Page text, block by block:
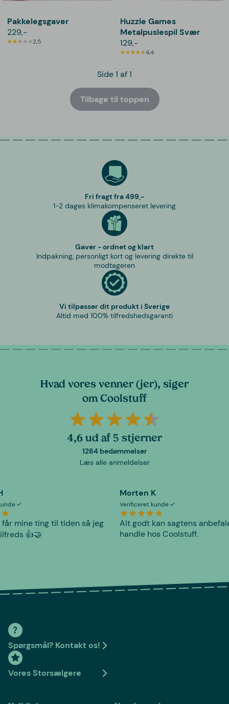
Pakkelegsgaver
229,-
2,5
Huzzle Games
Metalpuslespil Svær
129,-
4,4
Side 1 af 1
Tilbage til toppen
Fri fragt fra 499,-
1-2 dages klimakompenseret levering
Gaver - ordnet og klart
Indpakning, personligt kort og levering direkte til
modtageren
Vi tilpasser dit produkt i Sverige
Altid med 100% tilfredshedsgaranti
Hvad vores venner (jer), siger
om Coolstuff
4,6 ud af 5 stjerner
1264 bedømmelser
Læs alle anmeldelser
får mine ting til tiden så jeg
👍🤝
Morten K
Verificeret kunde
Alt godt kan sagtens
handle hos Coolstuff.
Spørgsmål? Kontakt os!
Vores Storsælgere